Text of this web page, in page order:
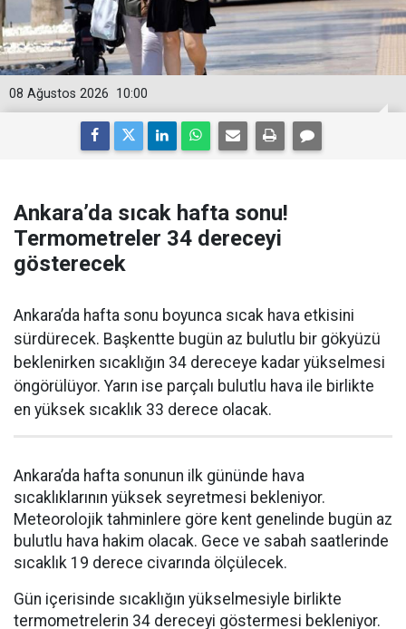
10:00
08 Ağustos 2026
Ankara’da sıcak hafta sonu!
Termometreler 34 dereceyi
gösterecek
Ankara’da hafta sonu boyunca sıcak hava etkisini
sürdürecek. Başkentte bugün az bulutlu bir gökyüzü
beklenirken sıcaklığın 34 dereceye kadar yükselmesi
öngörülüyor. Yarın ise parçalı bulutlu hava ile birlikte
en yüksek sıcaklık 33 derece olacak.
Ankara’da hafta sonunun ilk gününde hava
sıcaklıklarının yüksek seyretmesi bekleniyor.
Meteorolojik tahminlere göre kent genelinde bugün az
bulutlu hava hakim olacak. Gece ve sabah saatlerinde
sıcaklık 19 derece civarında ölçülecek.
Gün içerisinde sıcaklığın yükselmesiyle birlikte
termometrelerin 34 dereceyi göstermesi bekleniyor.